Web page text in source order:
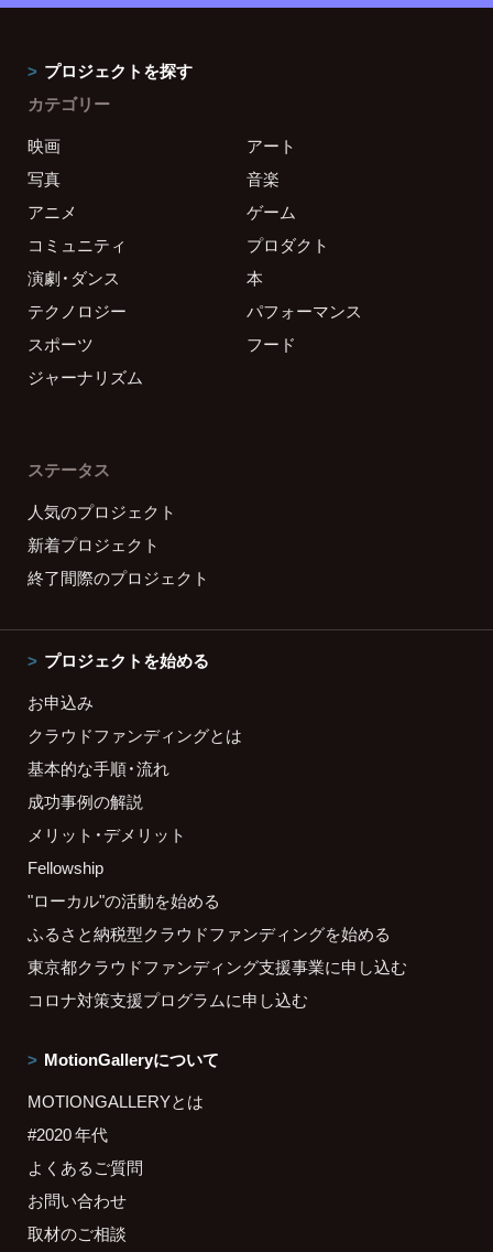
プロジェクトを探す
カテゴリー
映画
アート
写真
音楽
アニメ
ゲーム
コミュニティ
プロダクト
演劇・ダンス
本
テクノロジー
パフォーマンス
スポーツ
フード
ジャーナリズム
ステータス
人気のプロジェクト
新着プロジェクト
終了間際のプロジェクト
プロジェクトを始める
お申込み
クラウドファンディングとは
基本的な手順・流れ
成功事例の解説
メリット・デメリット
Fellowship
"ローカル"の活動を始める
ふるさと納税型クラウドファンディングを始める
東京都クラウドファンディング支援事業に申し込む
コロナ対策支援プログラムに申し込む
MotionGalleryについて
MOTIONGALLERYとは
#2020 年代
よくあるご質問
お問い合わせ
取材のご相談